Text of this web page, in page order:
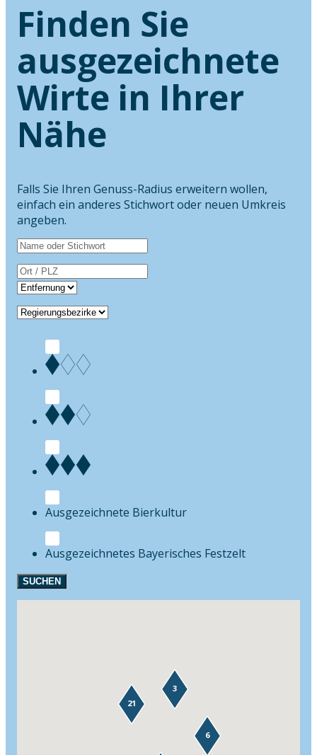
Finden Sie
ausgezeichnete
Wirte in Ihrer
Nähe
Falls Sie Ihren Genuss-Radius erweitern wollen,
einfach ein anderes Stichwort oder neuen Umkreis
angeben.
Bierkultur
Festzelt
SUCHEN
6
21
3